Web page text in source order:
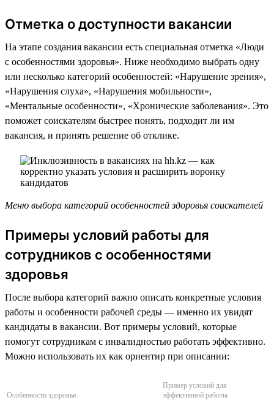
Отметка о доступности вакансии
На этапе создания вакансии есть специальная отметка «Люди
с особенностями здоровья». Ниже необходимо выбрать одну
или несколько категорий особенностей: «Нарушение зрения»,
«Нарушения слуха», «Нарушения мобильности»,
«Ментальные особенности», «Хронические заболевания». Это
поможет соискателям быстрее понять, подходит ли им
вакансия, и принять решение об отклике.
Меню выбора категорий особенностей здоровья соискателей
Примеры условий работы для
сотрудников с особенностями
здоровья
После выбора категорий важно описать конкретные условия
работы и особенности рабочей среды — именно их увидят
кандидаты в вакансии. Вот примеры условий, которые
помогут сотрудникам с инвалидностью работать эффективно.
Можно использовать их как ориентир при описании:
Особенности здоровья
Пример условий для
эффективной работы